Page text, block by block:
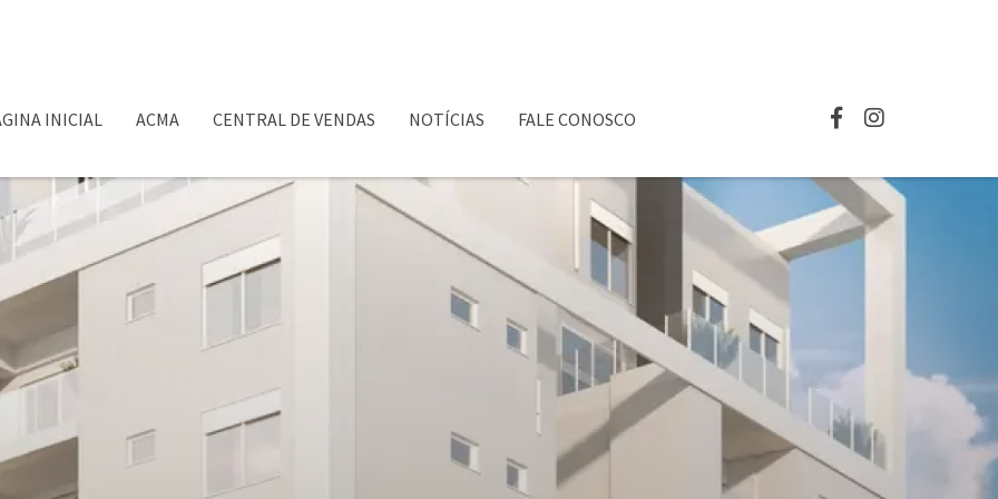
INICIAL ACMA CENTRAL DE VENDAS NOTÍCIAS FALE CONOSCO